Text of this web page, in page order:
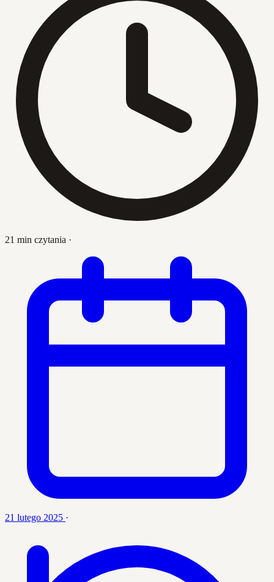
21 min czytania ·
21 lutego 2025 ·